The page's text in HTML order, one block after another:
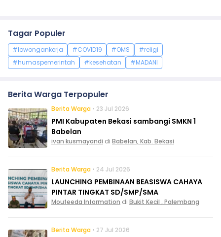
Tagar Populer
#lowongankerja #COVID19 #OMS
#religi
#humaspemerintah
#kesehatan #MADANI
Berita Warga Terpopuler
Berita Warga • 23 Jul 2026
PMI Kabupaten Bekasi sambangi SMKN 1
Babelan
ivan kusmayandi di Babelan, Kab. Bekasi
Berita Warga • 24 Jul 2026
LAUNCHING PEMBINAAN BEASISWA CAHAYA
PINTAR TINGKAT SD/SMP/SMA
Moufeeda Information di Bukit Kecil , Palembang
Berita Warga • 27 Jul 2026